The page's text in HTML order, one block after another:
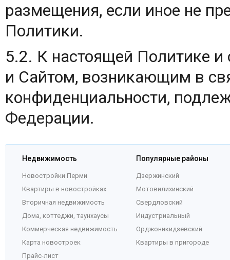
размещения, если иное не
Политики.
5.2. К настоящей Политике
и Сайтом, возникающим в
конфиденциальности,
Федерации.
Недвижимость
Новостройки Перми
Квартиры в новостройках
Вторичная недвижимость
Дома, коттеджи, таунхаусы
Коммерческая недвижимость
Карта новостроек
Прайс-лист
Популярные районы
Дзержинский
Мотовилихинский
Свердловский
Индустриальный
Орджоникидзевский
Квартиры в пригороде